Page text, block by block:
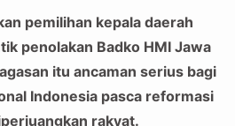
pemilihan kepala daerah
penolakan Badko HMI Jawa
itu ancaman serius bagi
Indonesia pasca reformasi
rakyat.